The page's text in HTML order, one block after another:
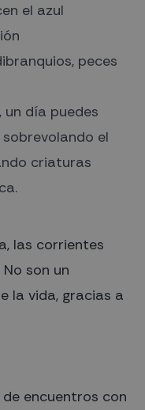
el azul
peces
día puedes
el
criaturas
las corrientes
son un
la vida, gracias a
encuentros con